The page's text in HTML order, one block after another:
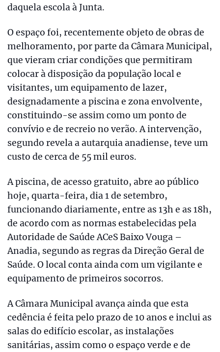
daquela escola à Junta.
O espaço foi, recentemente objeto de obras de
melhoramento, por parte da Câmara Municipal,
que vieram criar condições que permitiram
colocar à disposição da população local e
visitantes, um equipamento de lazer,
designadamente a piscina e zona envolvente,
constituindo-se assim como um ponto de
convívio e de recreio no verão. A intervenção,
segundo revela a autarquia anadiense, teve um
custo de cerca de 55 mil euros.
A piscina, de acesso gratuito, abre ao público
hoje, quarta-feira, dia 1 de setembro,
funcionando diariamente, entre as 13h e as 18h,
de acordo com as normas estabelecidas pela
Autoridade de Saúde ACeS Baixo Vouga –
Anadia, segundo as regras da Direção Geral de
Saúde. O local conta ainda com um vigilante e
equipamento de primeiros socorros.
A Câmara Municipal avança ainda que esta
cedência é feita pelo prazo de 10 anos e inclui as
salas do edifício escolar, as instalações
sanitárias, assim como o espaço verde e de